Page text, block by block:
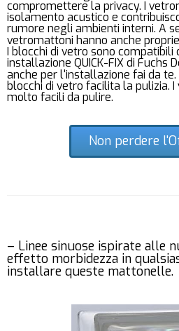
compromettere la privacy. I
isolamento acustico e
rumore negli ambienti interni. A
vetromattoni hanno anche
I blocchi di vetro sono compatibili
installazione QUICK-FIX di Fuchs
anche per l'installazione fai da
blocchi di vetro facilita la pulizia.
molto facili da pulire.
Non perdere
– Linee sinuose ispirate alle
effetto morbidezza in
installare queste mattonelle.